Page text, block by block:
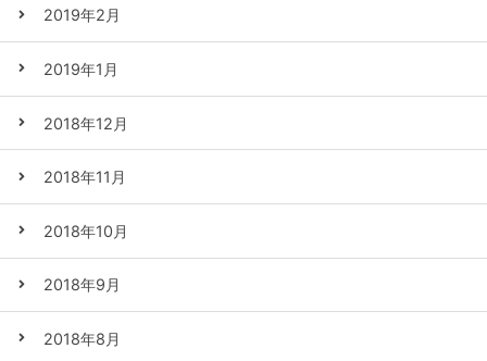
2019年2月
2019年1月
2018年12月
2018年11月
2018年10月
2018年9月
2018年8月